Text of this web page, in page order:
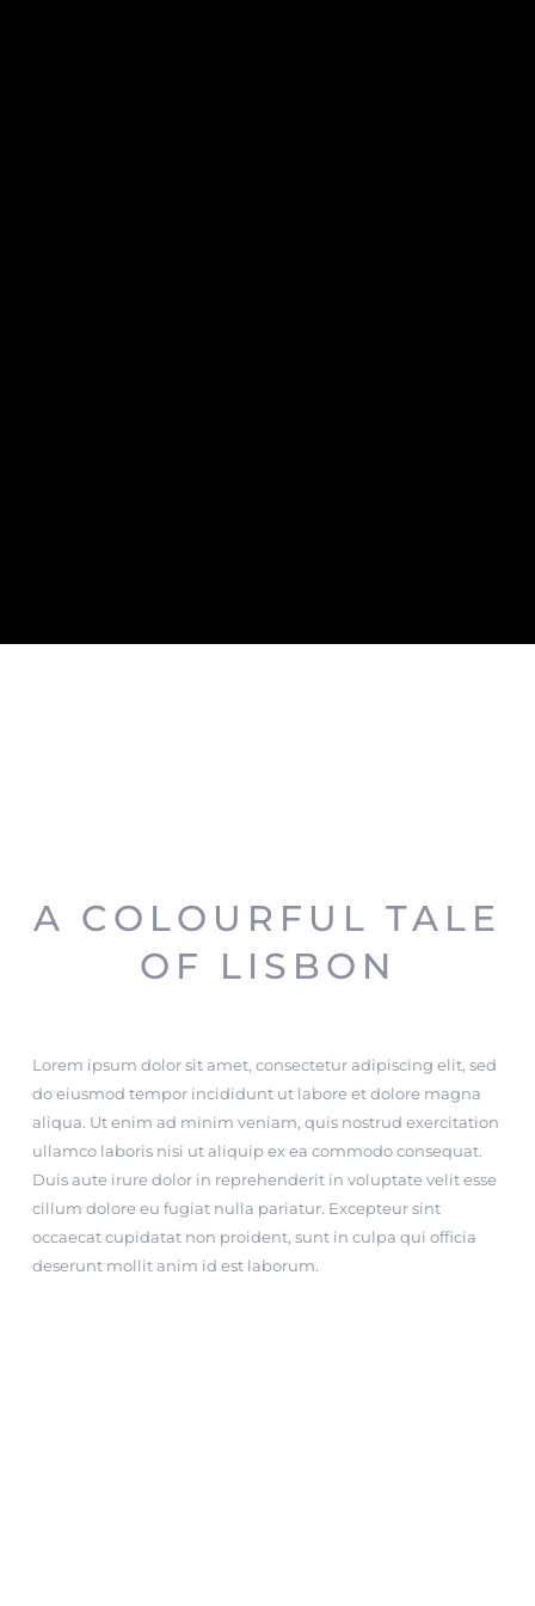
A COLOURFUL TALE
OF LISBON
Lorem ipsum dolor sit amet, consectetur adipiscing elit, sed
do eiusmod tempor incididunt ut labore et dolore magna
aliqua. Ut enim ad minim veniam, quis nostrud exercitation
ullamco laboris nisi ut aliquip ex ea commodo consequat.
Duis aute irure dolor in reprehenderit in voluptate velit esse
cillum dolore eu fugiat nulla pariatur. Excepteur sint
occaecat cupidatat non proident, sunt in culpa qui officia
deserunt mollit anim id est laborum.